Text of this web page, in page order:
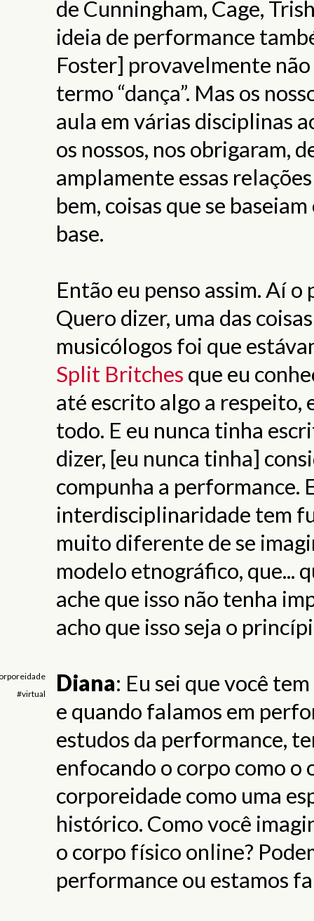
de Cunningham, Cage,
ideia de performance
Foster] provavelmente
termo “dança”. Mas os
aula em várias disciplinas
os nossos, nos obrigaram,
amplamente essas
bem, coisas que se
base.
Então eu penso assim. Aí
Quero dizer, uma das
musicólogos foi que
Split Britches que eu
até escrito algo a respeito,
todo. E eu nunca tinha
dizer, [eu nunca tinha]
compunha a performance.
interdisciplinaridade tem
muito diferente de se
modelo etnográfico, que...
ache que isso não tenha
acho que isso seja o
#virtual
Diana: Eu sei que você
e quando falamos em
estudos da performance,
enfocando o corpo como
corporeidade como uma
histórico. Como você
o corpo físico online?
performance ou estamos